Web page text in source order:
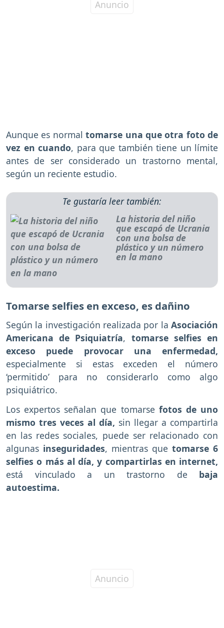
Aunque es normaltomarse una que otra foto de
vez en cuando, para que también tiene un límite
antes de ser considerado un trastorno mental,
según un reciente estudio.
Te gustaría leer también:
La historia del niño
que escapó de Ucrania
con una bolsa de
plástico y un número
en la mano
Tomarse selfies en exceso, es dañino
Según la investigación realizada por la Asociación
Americana de Psiquiatría, tomarse selfies en
exceso puede provocar una enfermedad,
especialmente si estas exceden el número
‘permitido’ para no considerarlo como algo
psiquiátrico.
Los expertos señalan que tomarse fotos de uno
mismo tres veces al día, sin llegar a compartirla
en las redes sociales, puede ser relacionado con
algunas inseguridades, mientras que tomarse 6
selfies o más al día, y compartirlas en internet,
está vinculado a un trastorno de baja
autoestima.